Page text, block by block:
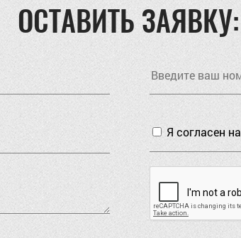
ОСТАВИТЬ ЗАЯВКУ:
Я согласен на